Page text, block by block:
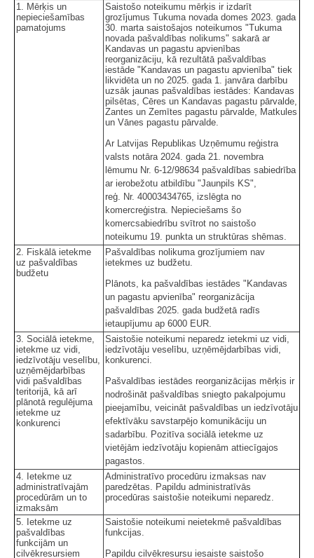
1. Mērķis un
nepieciešamības
pamatojums
Saistošo noteikumu mērķis ir izdarīt
grozījumus Tukuma novada domes 2023. gada
30. marta saistošajos noteikumos "Tukuma
novada pašvaldības nolikums" sakarā ar
Kandavas un pagastu apvienības
reorganizāciju, kā rezultātā pašvaldības
iestāde "Kandavas un pagastu apvienība" tiek
likvidēta un no 2025. gada 1. janvāra darbību
uzsāk jaunas pašvaldības iestādes: Kandavas
pilsētas, Cēres un Kandavas pagastu pārvalde,
Zantes un Zemītes pagastu pārvalde, Matkules
un Vānes pagastu pārvalde.
Ar Latvijas Republikas Uzņēmumu reģistra
valsts notāra 2024. gada 21. novembra
lēmumu Nr. 6-12/98634 pašvaldības sabiedrība
ar ierobežotu atbildību "Jaunpils KS",
reģ. Nr. 40003434765, izslēgta no
komercreģistra. Nepieciešams šo
komercsabiedrību svītrot no saistošo
noteikumu 19. punkta un struktūras shēmas.
2. Fiskālā ietekme
uz pašvaldības
budžetu
Pašvaldības nolikuma grozījumiem nav
ietekmes uz budžetu.
Plānots, ka pašvaldības iestādes "Kandavas
un pagastu apvienība" reorganizācija
pašvaldības 2025. gada budžetā radīs
ietaupījumu ap 6000 EUR.
3. Sociālā ietekme,
ietekme uz vidi,
iedzīvotāju veselību,
uzņēmējdarbības
vidi pašvaldības
teritorijā, kā arī
plānotā regulējuma
ietekme uz
konkurenci
Saistošie noteikumi neparedz ietekmi uz vidi,
iedzīvotāju veselību, uzņēmējdarbības vidi,
konkurenci.
Pašvaldības iestādes reorganizācijas mērķis ir
nodrošināt pašvaldības sniegto pakalpojumu
pieejamību, veicināt pašvaldības un iedzīvotāju
efektīvāku savstarpējo komunikāciju un
sadarbību. Pozitīva sociālā ietekme uz
vietējām iedzīvotāju kopienām attiecīgajos
pagastos.
4. Ietekme uz
administratīvajām
procedūrām un to
izmaksām
Administratīvo procedūru izmaksas nav
paredzētas. Papildu administratīvās
procedūras saistošie noteikumi neparedz.
5. Ietekme uz
pašvaldības
funkcijām un
cilvēkresursiem
Saistošie noteikumi neietekmē pašvaldības
funkcijas.
Papildu cilvēkresursu iesaiste saistošo